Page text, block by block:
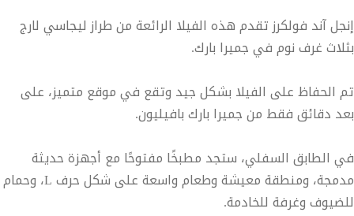
إنجل آند فولكرز تقدم هذه الفيلا الرائعة من طراز ليجاسي لارج
بثلاث غرف نوم في جميرا بارك.
تم الحفاظ على الفيلا بشكل جيد وتقع في موقع متميز، على
بعد دقائق فقط من جميرا بارك بافيليون.
في الطابق السفلي، ستجد مطبخًا مفتوحًا مع أجهزة حديثة
مدمجة، ومنطقة معيشة وطعام واسعة على شكل حرف L، وحمام
للضيوف وغرفة للخادمة.